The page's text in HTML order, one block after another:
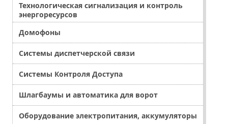
Технологическая сигнализация и контроль
энергоресурсов
Домофоны
Системы диспетчерской связи
Системы Контроля Доступа
Шлагбаумы и автоматика для ворот
Оборудование электропитания, аккумуляторы